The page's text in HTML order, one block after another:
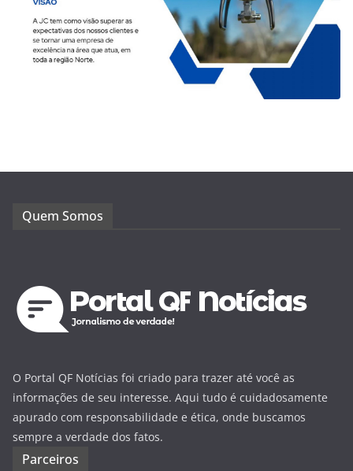
Quem Somos
O Portal QF Notícias foi criado para trazer até você as
informações de seu interesse. Aqui tudo é cuidadosamente
apurado com responsabilidade e ética, onde buscamos
sempre a verdade dos fatos.
Parceiros